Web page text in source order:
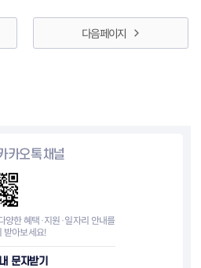
다음 페이지
카오톡채널
양한 혜택·지원·일자리 안내를
받아보세요!
문자받기